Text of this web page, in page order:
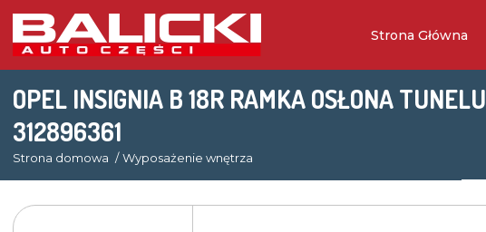
Strona Główna
OPEL INSIGNIA B 18R RAMKA OSŁONA TUNELU
312896361
Strona domowa Wyposażenie wnętrza